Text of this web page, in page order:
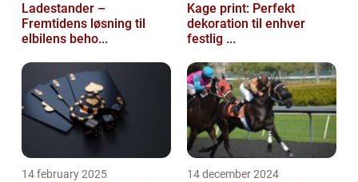
Ladestander –
Fremtidens løsning til
elbilens beho...
Kage print: Perfekt
dekoration til enhver
festlig ...
14 february 2025 14 december 2024